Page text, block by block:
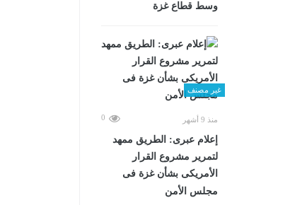
وسط قطاع غزة
غير مصنف
منذ 9 أشهر 0
إعلام عبرى: الطريق ممهد
لتمرير مشروع القرار
الأمريكى بشأن غزة فى
مجلس الأمن